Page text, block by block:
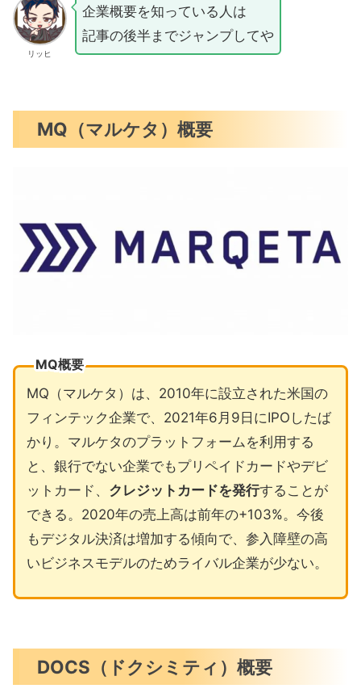
リッヒ
企業概要を知っている人は
記事の後半までジャンプしてや
MQ（マルケタ）概要
MQ概要
MQ（マルケタ）は、2010年に設立された米国の
フィンテック企業で、2021年6月9日にIPOしたば
かり。マルケタのプラットフォームを利用する
と、銀行でない企業でもプリペイドカードやデビ
ットカード、 クレジットカードを発行することが
できる。2020年の売上高は前年の+103%。今後
もデジタル決済は増加する傾向で、参入障壁の高
いビジネスモデルのためライバル企業が少ない。
DOCS（ドクシミティ）概要